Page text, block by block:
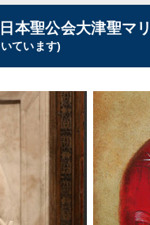
本聖公会大津聖
ています)